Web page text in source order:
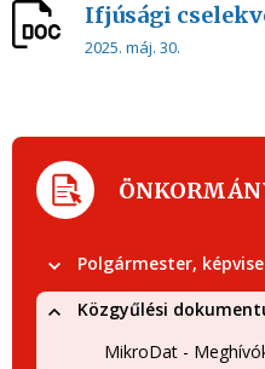
Ifjúsági
2025. máj. 30.
Polgármester,
Közgyűlési
MikroDat -